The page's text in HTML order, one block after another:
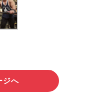
ジへ